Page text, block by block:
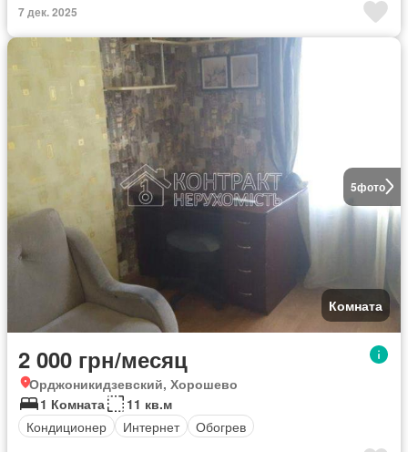
7 дек. 2025
5фото
Комната
2 000 грн/месяц
Орджоникидзевский, Хорошево
1 Комната
11 кв.м
Кондиционер
Интернет Обогрев